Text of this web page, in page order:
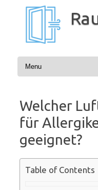
Inhalt
Welcher
für
geeignet?
Table of Contents